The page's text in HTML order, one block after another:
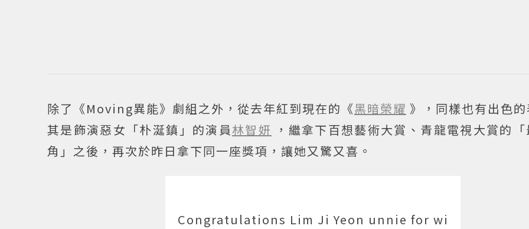
除了《Moving異能》劇組之外，從去年紅到現在的《黑暗榮耀 》，同樣也有出色
其是飾演惡女「朴涎鎮」的演員林智妍 ，繼拿下百想藝術大賞、青龍電視大賞的
角」之後，再次於昨日拿下同一座獎項，讓她又驚又喜。
Congratulations Lim Ji Yeon unnie for wi